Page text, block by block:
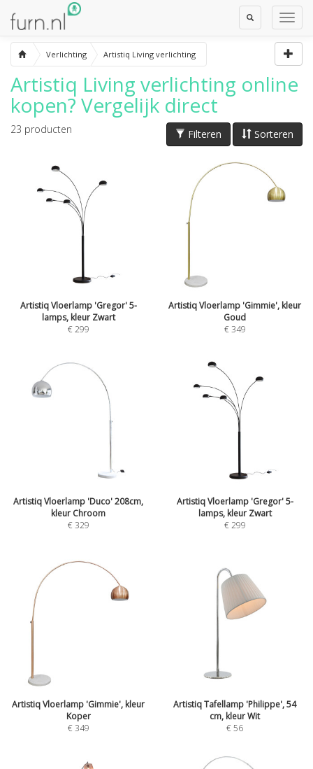
Toggle
Search
Verlichting Artistiq Living verlichting
Artistiq Living verlichting online
kopen? Vergelijk direct
Sorteren
Filteren
23 producten
Artistiq Vloerlamp 'Gregor' 5-
lamps, kleur Zwart
€299
Artistiq Vloerlamp 'Gimmie', kleur
Goud
€349
Artistiq Vloerlamp 'Duco' 208cm,
kleur Chroom
€329
Artistiq Vloerlamp 'Gregor' 5-
lamps, kleur Zwart
€299
Artistiq Vloerlamp 'Gimmie', kleur
Koper
€349
Artistiq Tafellamp 'Philippe', 54
cm, kleur Wit
€56